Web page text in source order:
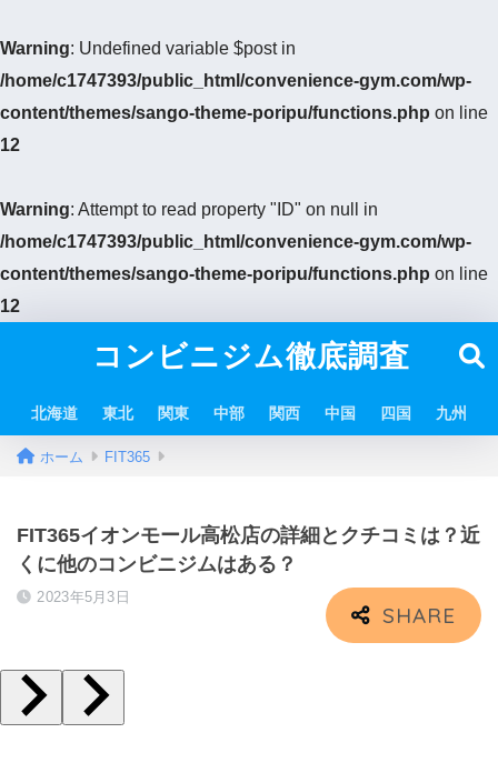
Warning: Undefined variable $post in
/home/c1747393/public_html/convenience-gym.com/wp-
content/themes/sango-theme-poripu/functions.php on line
12
Warning: Attempt to read property "ID" on null in
/home/c1747393/public_html/convenience-gym.com/wp-
content/themes/sango-theme-poripu/functions.php on line
12
コンビニジム徹底調査
北海道 東北 関東 中部 関西 中国 四国 九州
ホーム FIT365
FIT365イオンモール高松店の詳細とクチコミは？近
くに他のコンビニジムはある？
2023年5月3日